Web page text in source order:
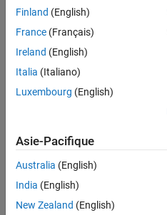
pouvez
élargir
votre
recherche
ou
afficher
l’ensemble
d'emploi.
malgré
tout
vous
Finland (English)
France (Français)
Ireland (English)
Italia (Italiano)
Luxembourg (English)
Asie-Pacifique
Australia (English)
India (English)
New Zealand (English)